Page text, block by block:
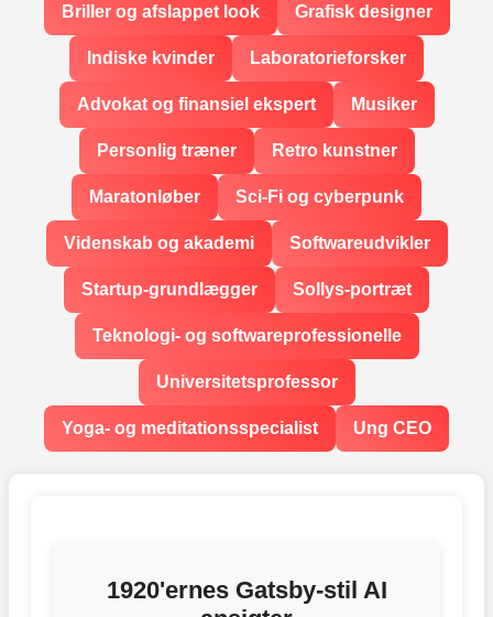
Briller og afslappet look Grafisk designer
Indiske kvinder Laboratorieforsker
Advokat og finansiel ekspert Musiker
Personlig træner Retro kunstner
Maratonløber Sci-Fi og cyberpunk
Videnskab og akademi Softwareudvikler
Startup-grundlægger Sollys-portræt
Teknologi- og softwareprofessionelle
Universitetsprofessor
Yoga- og meditationsspecialist Ung CEO
1920'ernes Gatsby-stil AI